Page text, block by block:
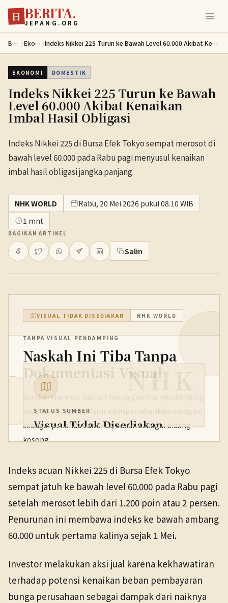
Lewati ke konten utama
日 BERITA.
JEPANG.ORG
Berita / Ekonomi / Indeks Nikkei 225 Turun ke Bawah Level 60.000 Akibat Kenaikan Imbal Hasil Obligasi
EKONOMI DOMESTIK
Indeks Nikkei 225 Turun ke Bawah
Level 60.000 Akibat Kenaikan
Imbal Hasil Obligasi
Indeks Nikkei 225 di Bursa Efek Tokyo sempat merosot di
bawah level 60.000 pada Rabu pagi menyusul kenaikan
imbal hasil obligasi jangka panjang.
NHK WORLD
Rabu, 20 Mei 2026 pukul 08.10 WIB
1 mnt
BAGIKAN ARTIKEL
Salin
VISUAL TIDAK DISEDIAKAN NHK WORLD
TANPA VISUAL PENDAMPING
Naskah Ini Tiba Tanpa
Dokumentasi Visual
Sumber memuat naskah tanpa gambar pendamping
yang layak tayang. Kami mempertahankan ruang ini
sebagai penanda editorial, bukan sebagai bidang
kosong.
NHK
STATUS SUMBER
Visual Tidak Disediakan
20 Mei 2026
Indeks acuan Nikkei 225 di Bursa Efek Tokyo
sempat jatuh ke bawah level 60.000 pada Rabu pagi
setelah merosot lebih dari 1.200 poin atau 2 persen.
Penurunan ini membawa indeks ke bawah ambang
60.000 untuk pertama kalinya sejak 1 Mei.
Investor melakukan aksi jual karena kekhawatiran
terhadap potensi kenaikan beban pembayaran
bunga perusahaan sebagai dampak dari naiknya